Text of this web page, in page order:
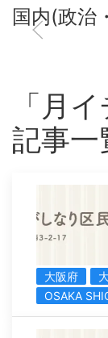
国内(政治
「月
記事一
大阪府
OSAKA